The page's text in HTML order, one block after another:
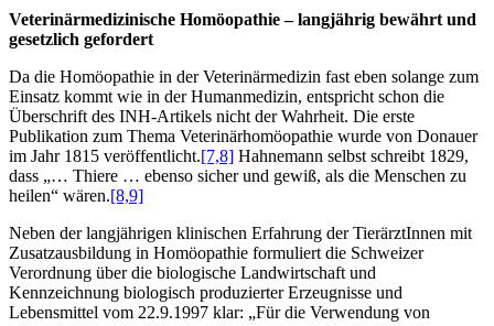
Veterinärmedizinische Homöopathie – langjährig bewährt und
gesetzlich gefordert
Da die Homöopathie in der Veterinärmedizin fast eben solange zum
Einsatz kommt wie in der Humanmedizin, entspricht schon die
Überschrift des INH-Artikels nicht der Wahrheit. Die erste
Publikation zum Thema Veterinärhomöopathie wurde von Donauer
im Jahr 1815 veröffentlicht.[7,8] Hahnemann selbst schreibt 1829,
dass „… Thiere … ebenso sicher und gewiß, als die Menschen zu
heilen“ wären.[8,9]
Neben der langjährigen klinischen Erfahrung der TierärztInnen mit
Zusatzausbildung in Homöopathie formuliert die Schweizer
Verordnung über die biologische Landwirtschaft und
Kennzeichnung biologisch produzierter Erzeugnisse und
Lebensmittel vom 22.9.1997 klar: „Für die Verwendung von